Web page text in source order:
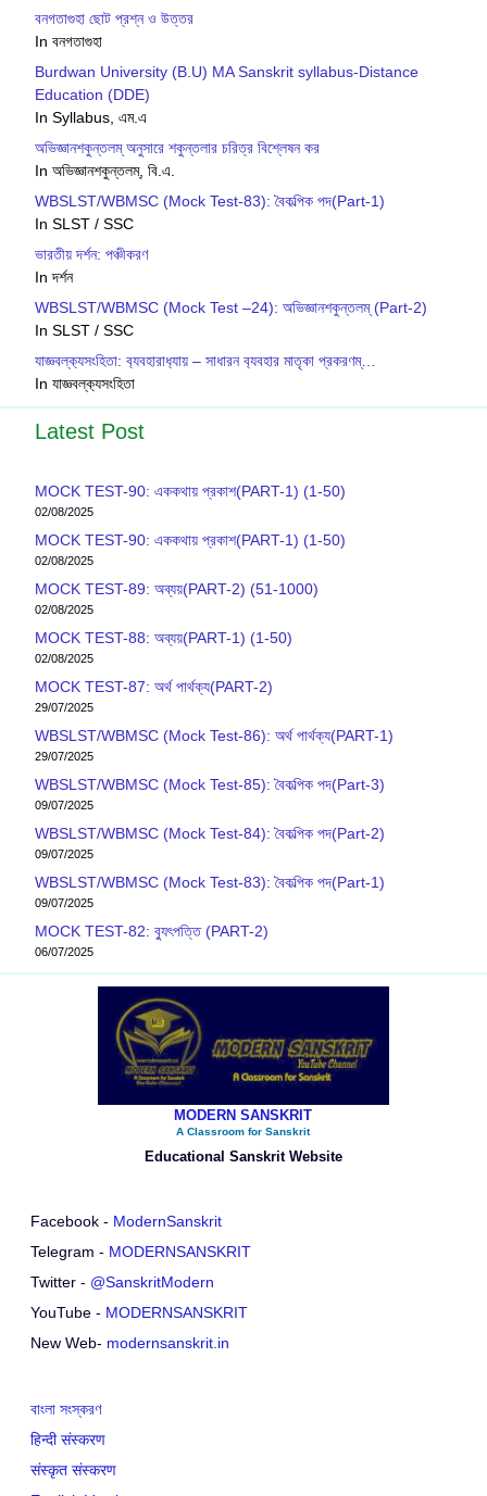
বনগতাগুহা ছোট প্রশ্ন ও উত্তর
In বনগতাগুহা
Burdwan University (B.U) MA Sanskrit syllabus-Distance
Education (DDE)
In Syllabus, এম.এ
অভিজ্ঞানশকুন্তলম্ অনুসারে শকুন্তলার চরিত্র বিশ্লেষন কর
In অভিজ্ঞানশকুন্তলম্, বি.এ.
WBSLST/WBMSC (Mock Test-83): বৈকল্পিক পদ(Part-1)
In SLST / SSC
ভারতীয় দর্শন: পঞ্চীকরণ
In দর্শন
WBSLST/WBMSC (Mock Test –24): অভিজ্ঞানশকুন্তলম্ (Part-2)
In SLST / SSC
যাজ্ঞবল্ক‍্যসংহিতা: ব‍্যবহারাধ‍্যায় – সাধারন ব‍্যবহার মাতৃকা প্রকরণম্…
In যাজ্ঞবল্ক‍্যসংহিতা
Latest Post
MOCK TEST-90: এককথায় প্রকাশ(PART-1) (1-50)
02/08/2025
MOCK TEST-90: এককথায় প্রকাশ(PART-1) (1-50)
02/08/2025
MOCK TEST-89: অব্যয়(PART-2) (51-1000)
02/08/2025
MOCK TEST-88: অব্যয়(PART-1) (1-50)
02/08/2025
MOCK TEST-87: অর্থ পার্থক্য(PART-2)
29/07/2025
WBSLST/WBMSC (Mock Test-86): অর্থ পার্থক্য(PART-1)
29/07/2025
WBSLST/WBMSC (Mock Test-85): বৈকল্পিক পদ(Part-3)
09/07/2025
WBSLST/WBMSC (Mock Test-84): বৈকল্পিক পদ(Part-2)
09/07/2025
WBSLST/WBMSC (Mock Test-83): বৈকল্পিক পদ(Part-1)
09/07/2025
MOCK TEST-82: ব‍্যুৎপত্তি (PART-2)
06/07/2025
MODERN SANSKRIT
A Classroom for Sanskrit
Educational Sanskrit Website
Facebook - ModernSanskrit
Telegram - MODERNSANSKRIT
Twitter - @SanskritModern
YouTube - MODERNSANSKRIT
New Web- modernsanskrit.in
বাংলা সংস্করণ
हिन्दी संस्करण
संस्कृत संस्करण